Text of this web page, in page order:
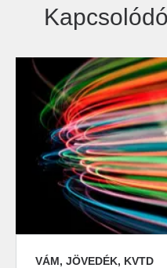
VÁM, JÖVEDÉK, KVTD